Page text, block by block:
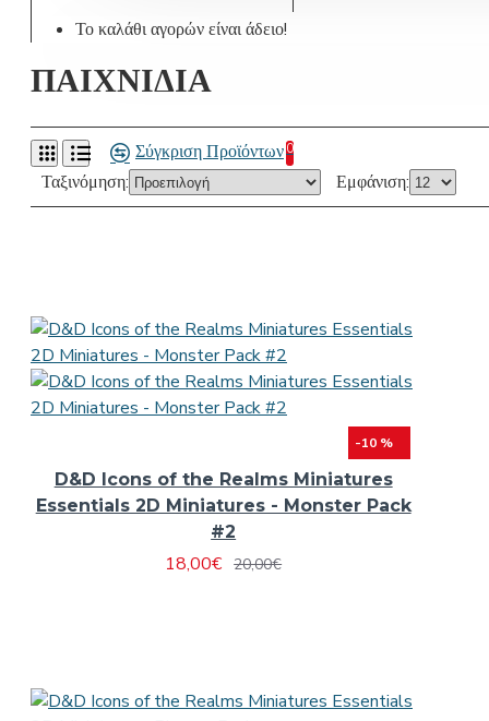
Το καλάθι αγορών είναι άδειο!
ΠΑΙΧΝΙΔΙΑ
Σύγκριση Προϊόντων 0
Ταξινόμηση: Εμφάνιση:
-10 %
D&D Icons of the Realms Miniatures
Essentials 2D Miniatures - Monster Pack
#2
18,00€ 20,00€